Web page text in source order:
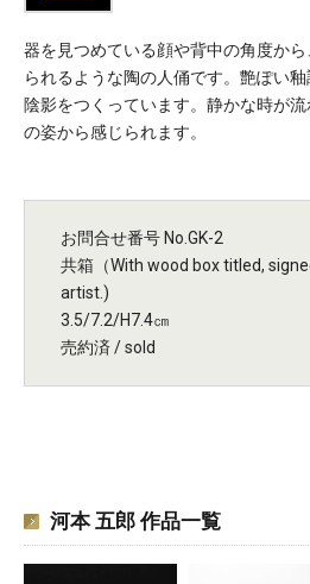
器を見つめている顔や背中の角度か
られるような陶の人俑です。艶ぽい
陰影をつくっています。静かな時が
の姿から感じられます。
お問合せ番号 No.GK-2
共箱（With wood box titled,
artist.)
3.5/7.2/H7.4㎝
売約済 / sold
河本 五郎 作品一覧